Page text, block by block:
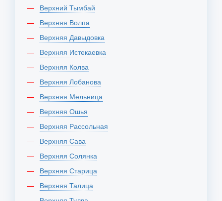
Верхний Тымбай
Верхняя Волпа
Верхняя Давыдовка
Верхняя Истекаевка
Верхняя Колва
Верхняя Лобанова
Верхняя Мельница
Верхняя Ошья
Верхняя Рассольная
Верхняя Сава
Верхняя Солянка
Верхняя Старица
Верхняя Талица